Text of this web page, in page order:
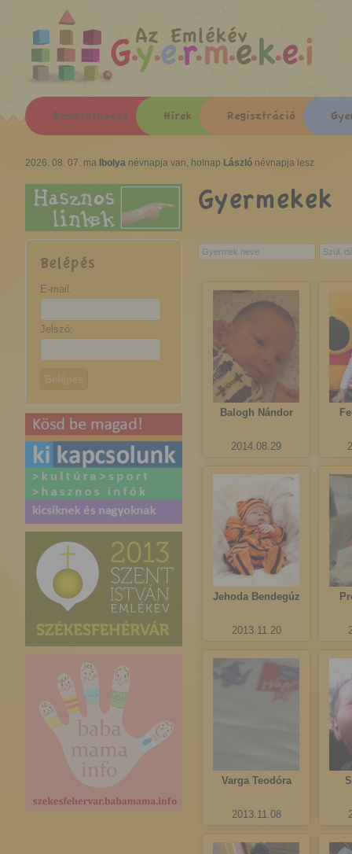
Az Emlékév
Bemutatkozás Hírek Regisztráció
2026. 08. 07. ma Ibolya névnapja van, holnap László névnapja lesz
Belépés
E-mail:
Jelszó:
Gyermekek
Balogh Nándor
2014.08.29
Jehoda Bendegúz
2013.11.20
Varga Teodóra
2013.11.08